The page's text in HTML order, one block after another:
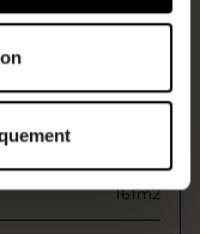
Surface
161m2